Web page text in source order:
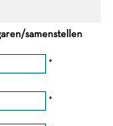
samenstellen
*
*